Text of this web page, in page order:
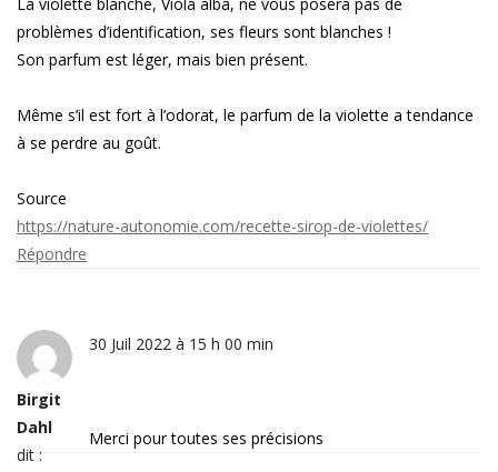
La violette blanche, Viola alba, ne vous posera pas de
problèmes d’identification, ses fleurs sont blanches !
Son parfum est léger, mais bien présent.
Même s’il est fort à l’odorat, le parfum de la violette a tendance
à se perdre au goût.
Source
https://nature-autonomie.com/recette-sirop-de-violettes/
Répondre
Birgit
Dahl
dit :
30 Juil 2022 à 15 h 00 min
Merci pour toutes ses précisions